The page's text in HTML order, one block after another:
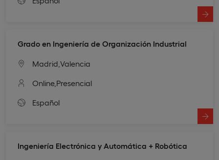
Grado en Ingeniería de Organización Industrial
Madrid, Valencia
Online, Presencial
Español
Ingeniería Electrónica y Automática + Robótica